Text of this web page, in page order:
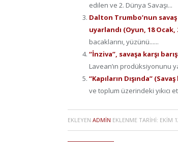
edilen ve 2. Dünya Savaşı...
Dalton Trumbo’nun savaş
uyarlandı (Oyun, 18
bacaklarını, yüzünü......
“İnziva”, savaşa karşı
Lavean’ın prodüksiyonunu
“Kapıların Dışında”
ve toplum üzerindeki yıkıcı
EKLEYEN ADMIN EKLENME TARIHI: EKIM